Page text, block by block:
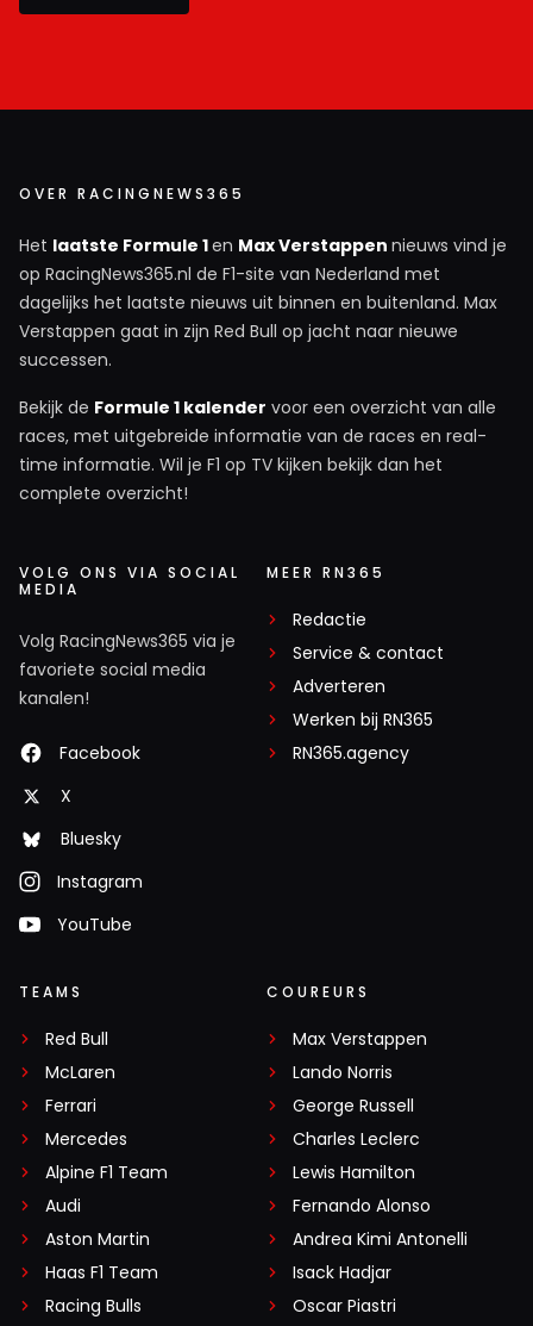
OVER RACINGNEWS365
Het laatste Formule 1en Max Verstappen nieuws vind je
op RacingNews365.nl de F1-site van Nederland met
dagelijks het laatste nieuws uit binnen en buitenland. Max
Verstappen gaat in zijn Red Bull op jacht naar nieuwe
successen.
Bekijk de Formule 1 kalender voor een overzicht van alle
races, met uitgebreide informatie van de races en real-
time informatie. Wil je F1 op TV kijken bekijk dan het
complete overzicht!
VOLG ONS VIA SOCIAL
MEDIA
Volg RacingNews365 via je
favoriete social media
kanalen!
Facebook
X
Bluesky
Instagram
YouTube
MEER RN365
Redactie
Service & contact
Adverteren
Werken bij RN365
RN365.agency
TEAMS
Red Bull
McLaren
Ferrari
Mercedes
Alpine F1 Team
Audi
Aston Martin
Haas F1 Team
Racing Bulls
COUREURS
Max Verstappen
Lando Norris
George Russell
Charles Leclerc
Lewis Hamilton
Fernando Alonso
Andrea Kimi Antonelli
Isack Hadjar
Oscar Piastri